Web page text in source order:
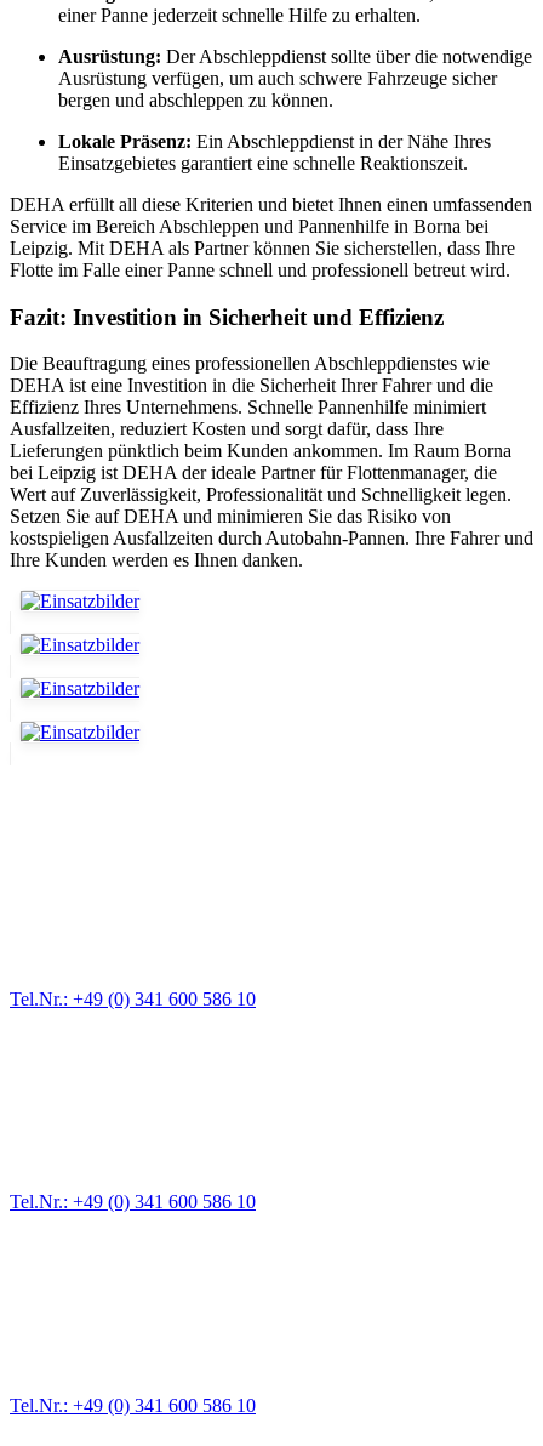
einer Panne jederzeit schnelle Hilfe zu erhalten.
Ausrüstung: Der Abschleppdienst sollte über die notwendige
Ausrüstung verfügen, um auch schwere Fahrzeuge sicher
bergen und abschleppen zu können.
Lokale Präsenz: Ein Abschleppdienst in der Nähe Ihres
Einsatzgebietes garantiert eine schnelle Reaktionszeit.
DEHA erfüllt all diese Kriterien und bietet Ihnen einen umfassenden
Service im Bereich Abschleppen und Pannenhilfe in Borna bei
Leipzig. Mit DEHA als Partner können Sie sicherstellen, dass Ihre
Flotte im Falle einer Panne schnell und professionell betreut wird.
Fazit: Investition in Sicherheit und Effizienz
Die Beauftragung eines professionellen Abschleppdienstes wie
DEHA ist eine Investition in die Sicherheit Ihrer Fahrer und die
Effizienz Ihres Unternehmens. Schnelle Pannenhilfe minimiert
Ausfallzeiten, reduziert Kosten und sorgt dafür, dass Ihre
Lieferungen pünktlich beim Kunden ankommen. Im Raum Borna
bei Leipzig ist DEHA der ideale Partner für Flottenmanager, die
Wert auf Zuverlässigkeit, Professionalität und Schnelligkeit legen.
Setzen Sie auf DEHA und minimieren Sie das Risiko von
kostspieligen Ausfallzeiten durch Autobahn-Pannen. Ihre Fahrer und
Ihre Kunden werden es Ihnen danken.
Tel.Nr.: +49 (0) 341 600 586 10
Tel.Nr.: +49 (0) 341 600 586 10
Tel.Nr.: +49 (0) 341 600 586 10